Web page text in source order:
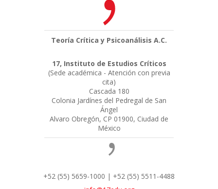
Teoría Crítica y Psicoanálisis A.C.
17, Instituto de Estudios Críticos
(Sede académica - Atención con previa
cita)
Cascada 180
Colonia Jardínes del Pedregal de San
Ángel
Alvaro Obregón, CP 01900, Ciudad de
México
+52 (55) 5659-1000 | +52 (55) 5511-4488